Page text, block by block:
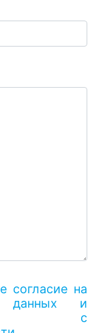
согласие на
данных и
с